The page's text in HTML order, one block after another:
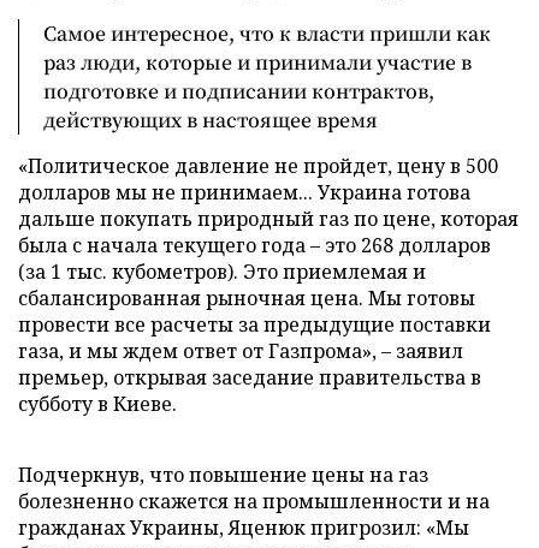
Самое интересное, что к власти пришли как
раз люди, которые и принимали участие в
подготовке и подписании контрактов,
действующих в настоящее время
«Политическое давление не пройдет, цену в 500
долларов мы не принимаем... Украина готова
дальше покупать природный газ по цене, которая
была с начала текущего года – это 268 долларов
(за 1 тыс. кубометров). Это приемлемая и
сбалансированная рыночная цена. Мы готовы
провести все расчеты за предыдущие поставки
газа, и мы ждем ответ от Газпрома», – заявил
премьер, открывая заседание правительства в
субботу в Киеве.
Подчеркнув, что повышение цены на газ
болезненно скажется на промышленности и на
гражданах Украины, Яценюк пригрозил: «Мы